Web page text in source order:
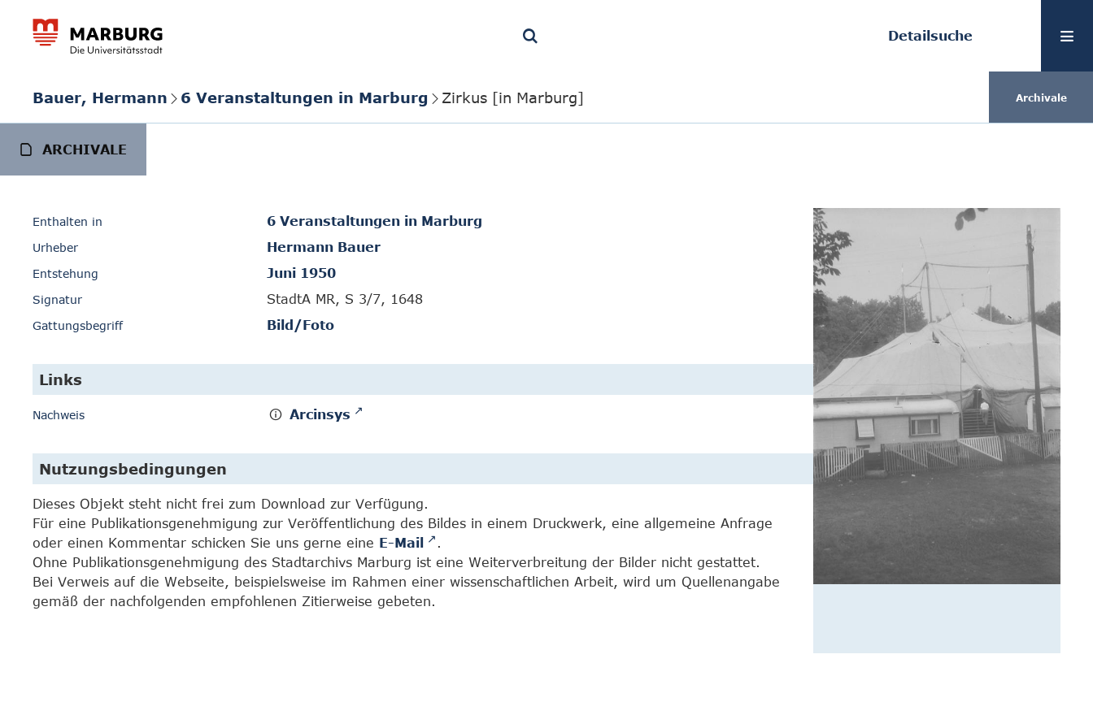
Detailsuche
Bauer, Hermann 6 Veranstaltungen in Marburg Zirkus [in Marburg] Archivale
ARCHIVALE
Enthalten in 6 Veranstaltungen in Marburg
Urheber Hermann Bauer
Entstehung Juni 1950
Signatur StadtA MR, S 3/7, 1648
Gattungsbegriff Bild/Foto
Links
Nachweis Arcinsys
Nutzungsbedingungen
Dieses Objekt steht nicht frei zum Download zur Verfügung.
Für eine Publikationsgenehmigung zur Veröffentlichung des Bildes in einem Druckwerk, eine allgemeine Anfrage
oder einen Kommentar schicken Sie uns gerne eine E-Mail
.
Ohne Publikationsgenehmigung des Stadtarchivs Marburg ist eine Weiterverbreitung der Bilder nicht gestattet.
Bei Verweis auf die Webseite, beispielsweise im Rahmen einer wissenschaftlichen Arbeit, wird um Quellenangabe
gemäß der nachfolgenden empfohlenen Zitierweise gebeten.